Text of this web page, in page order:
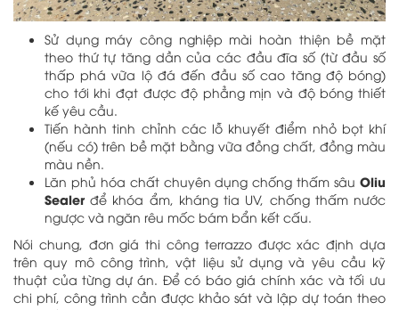
Sử dụng máy công nghiệp mài hoàn thiện bề mặt
theo thứ tự tăng dần của các đầu đĩa số (từ đầu số
thấp phá vữa lộ đá đến đầu số cao tăng độ bóng)
cho tới khi đạt được độ phẳng mịn và độ bóng thiết
kế yêu cầu.
Tiến hành tinh chỉnh các lỗ khuyết điểm nhỏ bọt khí
(nếu có) trên bề mặt bằng vữa đồng chất, đồng màu
màu nền.
Lăn phủ hóa chất chuyên dụng chống thấm sâu Oliu
Sealer để khóa ẩm, kháng tia UV, chống thấm nước
ngược và ngăn rêu mốc bám bẩn kết cấu.
Nói chung, đơn giá thi công terrazzo được xác định dựa
trên quy mô công trình, vật liệu sử dụng và yêu cầu kỹ
thuật của từng dự án. Để có báo giá chính xác và tối ưu
chi phí, công trình cần được khảo sát và lập dự toán theo